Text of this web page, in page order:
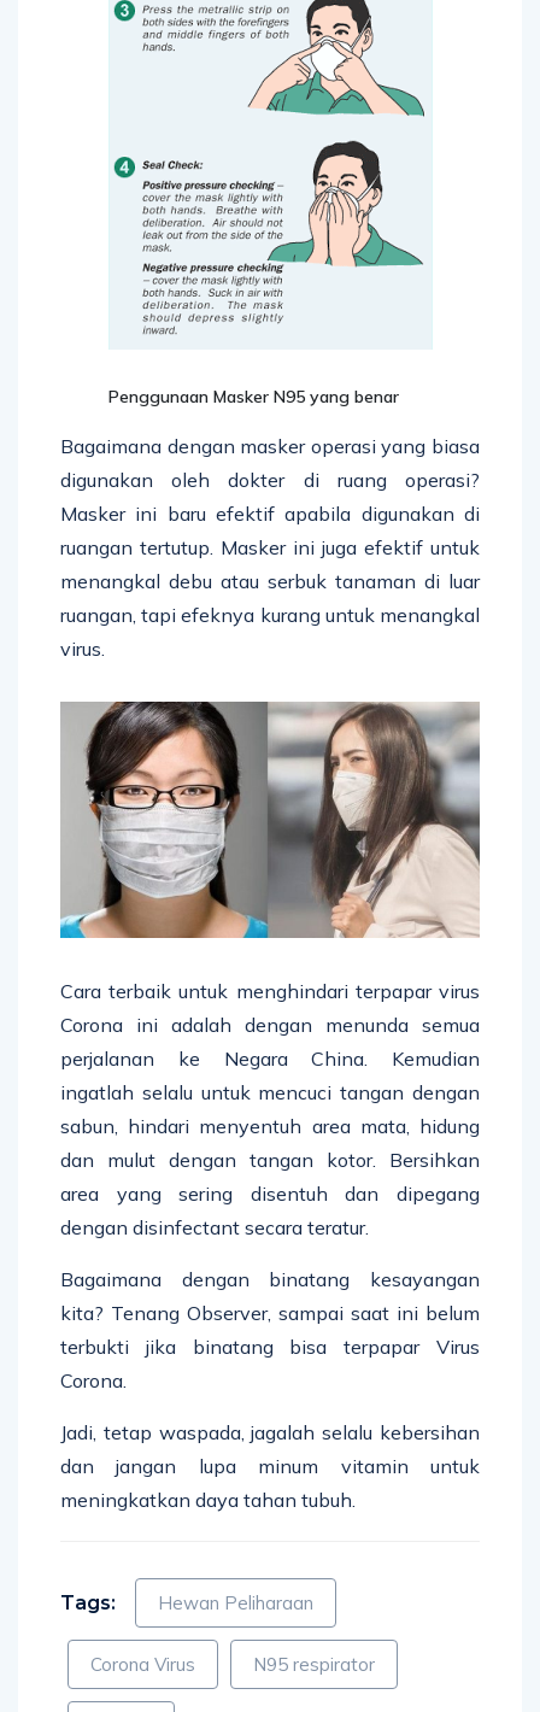
Penggunaan Masker N95 yang benar
Bagaimana dengan masker operasi yang biasa
digunakan oleh dokter di ruang operasi?
Masker ini baru efektif apabila digunakan di
ruangan tertutup. Masker ini juga efektif untuk
menangkal debu atau serbuk tanaman di luar
ruangan, tapi efeknya kurang untuk menangkal
virus.
Cara terbaik untuk menghindari terpapar virus
Corona ini adalah dengan menunda semua
perjalanan ke Negara China. Kemudian
ingatlah selalu untuk mencuci tangan dengan
sabun, hindari menyentuh area mata, hidung
dan mulut dengan tangan kotor. Bersihkan
area yang sering disentuh dan dipegang
dengan disinfectant secara teratur.
Bagaimana dengan binatang kesayangan
kita? Tenang Observer, sampai saat ini belum
terbukti jika binatang bisa terpapar Virus
Corona.
Jadi, tetap waspada, jagalah selalu kebersihan
dan jangan lupa minum vitamin untuk
meningkatkan daya tahan tubuh.
Tags: Hewan Peliharaan
Corona Virus N95 respirator